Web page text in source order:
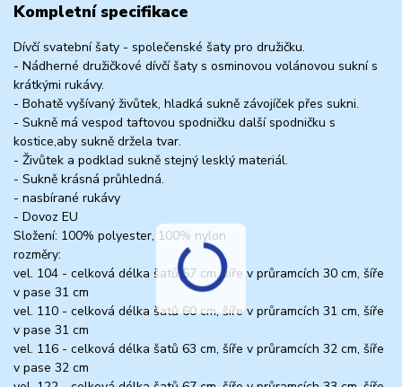
Kompletní specifikace
Dívčí svatební šaty - společenské šaty pro družičku.
- Nádherné družičkové dívčí šaty s osminovou volánovou sukní s
krátkými rukávy.
- Bohatě vyšívaný živůtek, hladká sukně závojíček přes sukni.
- Sukně má vespod taftovou spodničku další spodničku s
kostice,aby sukně držela tvar.
- Živůtek a podklad sukně stejný lesklý materiál.
- Sukně krásná průhledná.
- nasbírané rukávy
- Dovoz EU
Složení: 100% polyester, 100% nylon
rozměry:
vel. 104 - celková délka šatů 57 cm, šíře v průramcích 30 cm, šíře
v pase 31 cm
vel. 110 - celková délka šatů 60 cm, šíře v průramcích 31 cm, šíře
v pase 31 cm
vel. 116 - celková délka šatů 63 cm, šíře v průramcích 32 cm, šíře
v pase 32 cm